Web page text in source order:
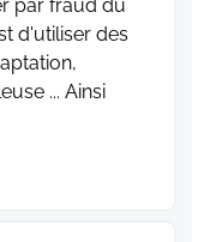
par fraud du
d'utiliser des
... Ainsi